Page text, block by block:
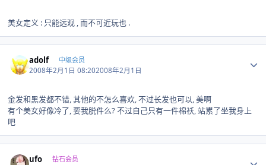
美女定义 : 只能远观 , 而不可近玩也 .
adolf 中级会员
2008年2月1日 08:202008年2月1日
金发和黑发都不错, 其他的不怎么喜欢, 不过长发也可以, 美啊
有个美女好像冷了, 要我脱件么? 不过自己只有一件棉袄, 站累了坐我身上
吧
ufo 钻石会员